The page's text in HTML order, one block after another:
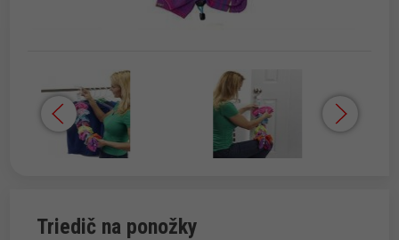
Triedič na ponožky